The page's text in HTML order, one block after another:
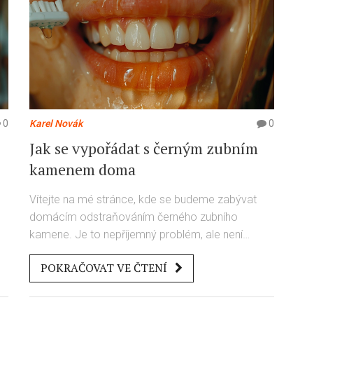
0 Karel Novák 0
Jak se vypořádat s černým zubním
kamenem doma
Vítejte na mé stránce, kde se budeme zabývat
domácím odstraňováním černého zubního
kamene. Je to nepříjemný problém, ale není
nemožné se mu vypořádat. Budu vám ukazovat
různé přírodní metody a tipy na ústní hygienu,
které vám pomohou dosáhnout zářivě bílého
POKRAČOVAT VE ČTENÍ